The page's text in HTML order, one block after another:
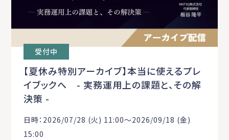
受付中
【夏休み特別アーカイブ】本当に使えるプレ
イブックへ - 実務運用上の課題と、その解
決策 -
日時：2026/07/28 (火) 11:00〜2026/09/18 (金)
15:00